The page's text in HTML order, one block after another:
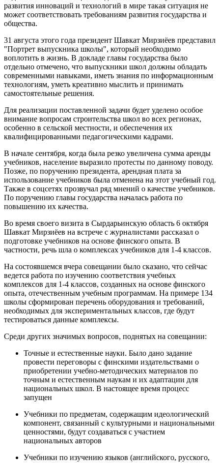
развития инноваций и технологий в мире такая ситуация не
может соответствовать требованиям развития государства и
общества.
31 августа этого года президент Шавкат Мирзиёев представил
"Портрет выпускника школы", который необходимо
воплотить в жизнь. В докладе главы государства было
отдельно отмечено, что выпускники школ должны обладать
современными навыками, иметь знания по информационным
технологиям, уметь креативно мыслить и принимать
самостоятельные решения.
Для реализации поставленной задачи будет уделено особое
внимание вопросам строительства школ во всех регионах,
особенно в сельской местности, и обеспечения их
квалифицированными педагогическими кадрами.
В начале сентября, когда была резко увеличена сумма аренды
учебников, население выразило протесты по данному поводу.
Позже, по поручению президента, арендная плата за
использование учебников была отменена на этот учебный год.
Также в соцсетях прозвучал ряд мнений о качестве учебников.
По поручению главы государства началась работа по
повышению их качества.
Во время своего визита в Сырдарьинскую область 6 октября
Шавкат Мирзиёев на встрече с журналистами рассказал о
подготовке учебников на основе финского опыта. В
частности, речь шла о комплексах учебников для 1-4 классов.
На состоявшемся вчера совещании было сказано, что сейчас
ведется работа по изучению соответствия учебных
комплексов для 1-4 классов, созданных на основе финского
опыта, отечественным учебным программам. На примере 134
школы сформирован перечень оборудования и требований,
необходимых для экспериментальных классов, где будут
тестироваться данные комплексы.
Среди других значимых вопросов, поднятых на совещании:
Точные и естественные науки. Было дано задание
провести переговоры с финскими издательствами о
приобретении учебно-методических материалов по
точным и естественным наукам и их адаптации для
национальных школ. В настоящее время процесс
запущен
Учебники по предметам, содержащим идеологический
компонент, связанный с культурными и национальными
ценностями, будут создаваться с участием
национальных авторов
Учебники по изучению языков (английского, русского,